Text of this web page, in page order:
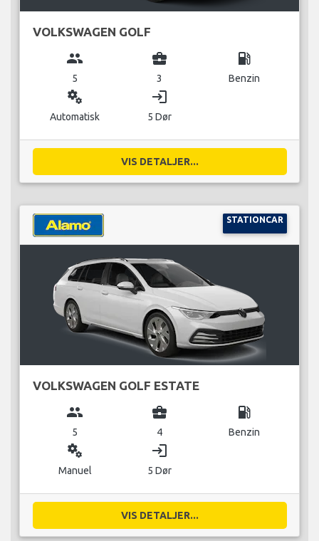
VOLKSWAGEN GOLF
group
5
business_center
3
local_gas_station
Benzin
miscellaneous_services
Automatisk
login
5 Dør
VIS DETALJER...
STATIONCAR
VOLKSWAGEN GOLF ESTATE
group
5
business_center
4
local_gas_station
Benzin
miscellaneous_services
Manuel
login
5 Dør
VIS DETALJER...